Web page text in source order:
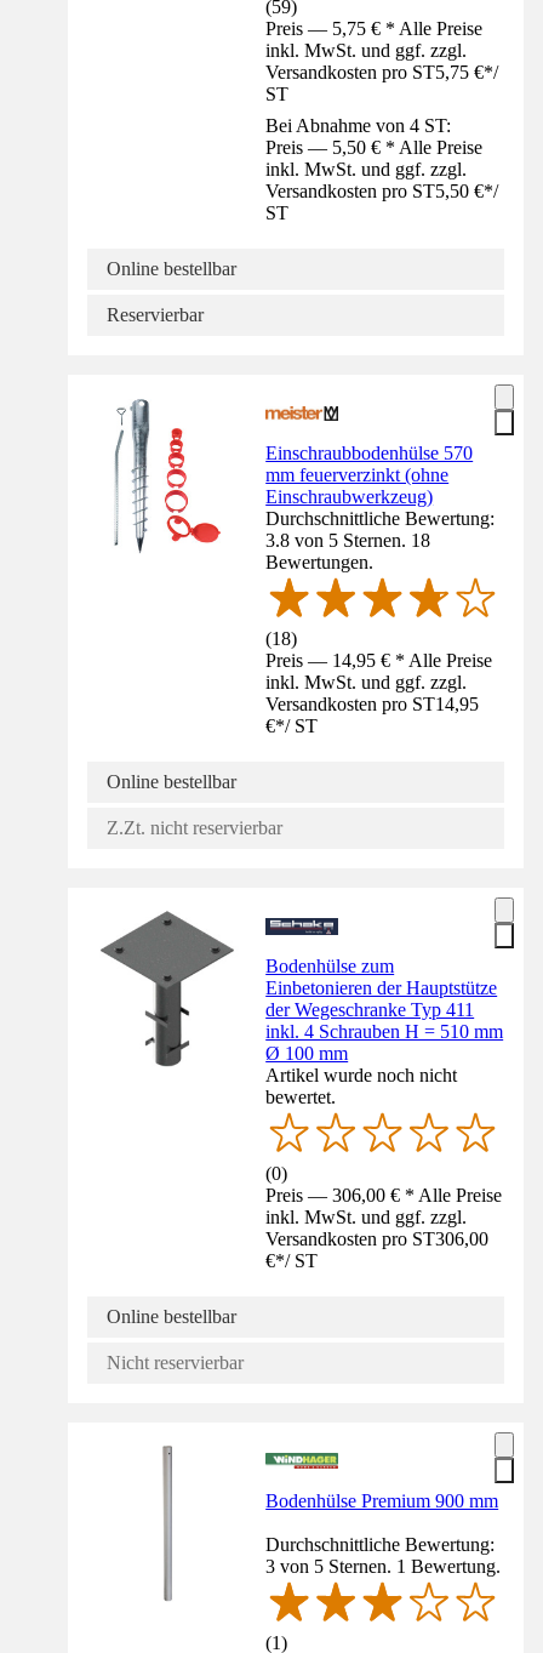
(59)
Preis — 5,75 € * Alle Preise
inkl. MwSt. und ggf. zzgl.
Versandkosten pro ST5,75 €*/
ST
Bei Abnahme von 4 ST:
Preis — 5,50 € * Alle Preise
inkl. MwSt. und ggf. zzgl.
Versandkosten pro ST5,50 €*/
ST
Online bestellbar
Reservierbar
Einschraubbodenhülse 570
mm feuerverzinkt (ohne
Einschraubwerkzeug)
Durchschnittliche Bewertung:
3.8 von 5 Sternen. 18
Bewertungen.
(18)
Preis — 14,95 € * Alle Preise
inkl. MwSt. und ggf. zzgl.
Versandkosten pro ST14,95
€*/ ST
Online bestellbar
Z.Zt. nicht reservierbar
Bodenhülse zum
Einbetonieren der Hauptstütze
der Wegeschranke Typ 411
inkl. 4 Schrauben H = 510 mm
Ø 100 mm
Artikel wurde noch nicht
bewertet.
(0)
Preis — 306,00 € * Alle Preise
inkl. MwSt. und ggf. zzgl.
Versandkosten pro ST306,00
€*/ ST
Online bestellbar
Nicht reservierbar
Bodenhülse Premium 900 mm
Durchschnittliche Bewertung:
3 von 5 Sternen. 1 Bewertung.
(1)